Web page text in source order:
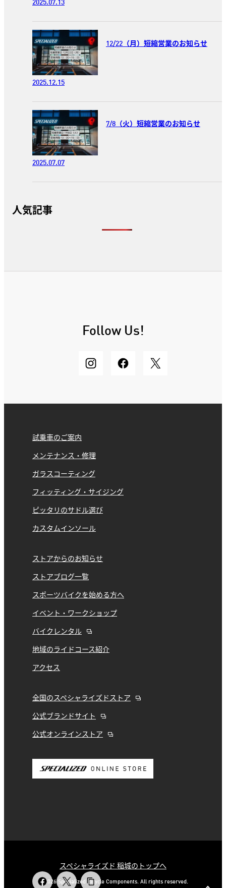
2025.07.13
12/22（月）短縮営業のお知らせ
2025.12.15
7/8（火）短縮営業のお知らせ
2025.07.07
人気記事
Follow Us!
試乗車のご案内
メンテナンス・修理
ガラスコーティング
フィッティング・サイジング
ピッタリのサドル選び
カスタムインソール
ストアからのお知らせ
ストアブログ一覧
スポーツバイクを始める方へ
イベント・ワークショップ
バイクレンタル
地域のライドコース紹介
アクセス
全国のスペシャライズドストア
公式ブランドサイト
公式オンラインストア
スペシャライズド 稲城のトップへ
© 2026 Specialized Bicycle Components. All rights reserved.